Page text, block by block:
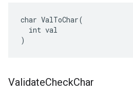
char ValToChar(
  int val
)
ValidateCheckChar